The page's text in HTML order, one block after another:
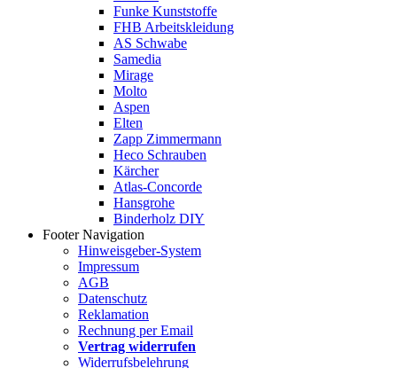
Funke Kunststoffe
FHB Arbeitskleidung
AS Schwabe
Samedia
Mirage
Molto
Aspen
Elten
Zapp Zimmermann
Heco Schrauben
Kärcher
Atlas-Concorde
Hansgrohe
Binderholz DIY
Footer Navigation
Hinweisgeber-System
Impressum
AGB
Datenschutz
Reklamation
Rechnung per Email
Vertrag widerrufen
Widerrufsbelehrung